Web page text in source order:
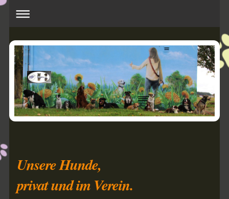
Unsere Hunde,
privat und im Verein.